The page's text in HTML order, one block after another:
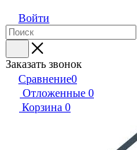
Войти
Заказать звонок
Сравнение0
Отложенные 0
Корзина 0